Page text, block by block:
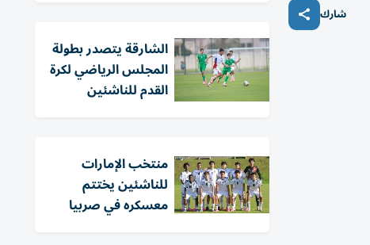
شارك
الشارقة يتصدر بطولة
المجلس الرياضي لكرة
القدم للناشئين
منتخب الإمارات
للناشئين يختتم
معسكره في صربيا